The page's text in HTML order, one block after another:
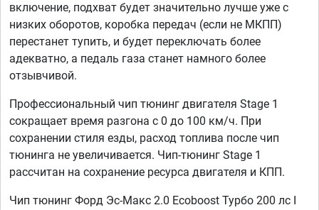
включение, подхват будет значительно лучше уже с
низких оборотов, коробка передач (если не МКПП)
перестанет тупить, и будет переключать более
адекватно, а педаль газа станет намного более
отзывчивой.
Профессиональный чип тюнинг двигателя Stage 1
сокращает время разгона с 0 до 100 км/ч. При
сохранении стиля езды, расход топлива после чип
тюнинга не увеличивается. Чип-тюнинг Stage 1
рассчитан на сохранение ресурса двигателя и КПП.
Чип тюнинг Форд Эс-Макс 2.0 Ecoboost Турбо 200 лс I